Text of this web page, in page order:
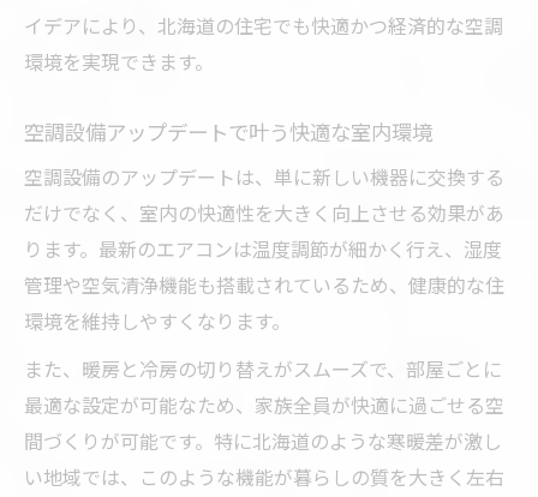
イデアにより、北海道の住宅でも快適かつ経済的な空調
環境を実現できます。
空調設備アップデートで叶う快適な室内環境
空調設備のアップデートは、単に新しい機器に交換する
だけでなく、室内の快適性を大きく向上させる効果があ
ります。最新のエアコンは温度調節が細かく行え、湿度
管理や空気清浄機能も搭載されているため、健康的な住
環境を維持しやすくなります。
また、暖房と冷房の切り替えがスムーズで、部屋ごとに
最適な設定が可能なため、家族全員が快適に過ごせる空
間づくりが可能です。特に北海道のような寒暖差が激し
い地域では、このような機能が暮らしの質を大きく左右